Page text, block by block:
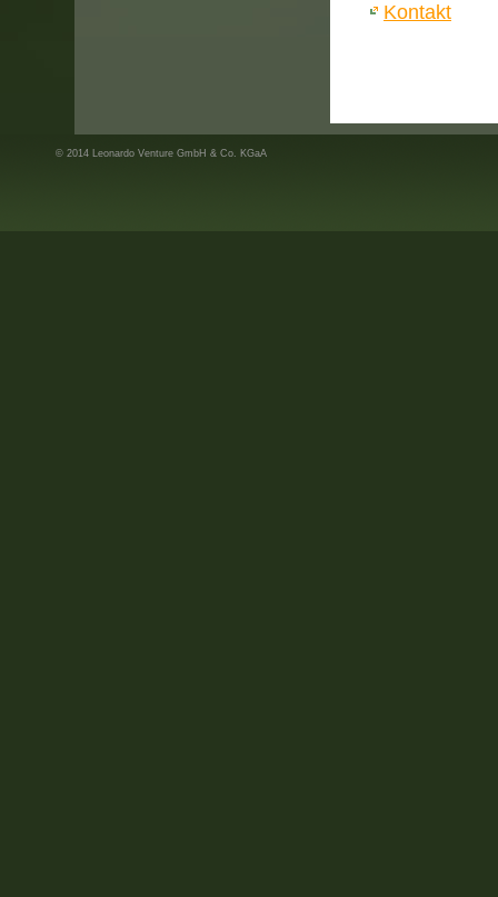
Kontakt
© 2014 Leonardo Venture GmbH & Co. KGaA